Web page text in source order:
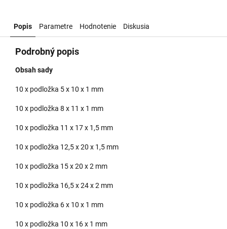
Popis Parametre Hodnotenie Diskusia
Podrobný popis
Obsah sady
10 x podložka 5 x 10 x 1 mm
10 x podložka 8 x 11 x 1 mm
10 x podložka 11 x 17 x 1,5 mm
10 x podložka 12,5 x 20 x 1,5 mm
10 x podložka 15 x 20 x 2 mm
10 x podložka 16,5 x 24 x 2 mm
10 x podložka 6 x 10 x 1 mm
10 x podložka 10 x 16 x 1 mm